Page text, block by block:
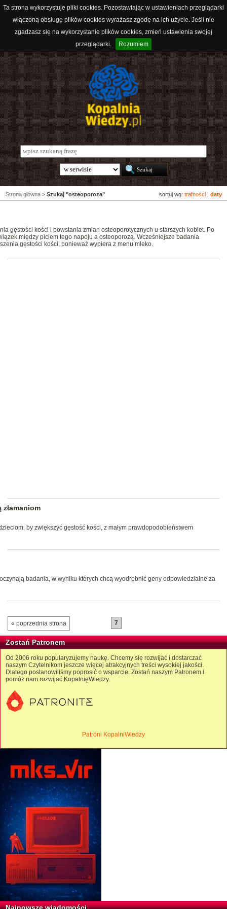
Ta strona wykorzystuje pliki cookies. Pozostawiając w ustawieniach przeglądarki
włączoną obsługę plików cookies wyrażasz zgodę na ich użycie. Jeśli nie
zgadzasz się na wykorzystanie plików cookies, zmień ustawienia swojej
przeglądarki.
Rozumiem
sortuj wg: trafności daty
Strona główna > Szukaj "osteoporoza"
gęstości kości i powstania zmian osteoporotycznych u starszych kobiet. Po
między piciem tego napoju a osteoporozą. Wcześniejsze badania
gęstości kości, ponieważ wypiera z menu mleko.
by zwiększyć gęstość kości, z małym prawdopodobieństwem
badania, w wyniku których chcą wyodrębnić geny odpowiedzialne za
« poprzednia strona 7
Zostań Patronem
Od 2006 roku popularyzujemy naukę. Chcemy się rozwijać i dostarczać
naszym Czytelnikom jeszcze więcej atrakcyjnych treści wysokiej jakości.
Dlatego postanowiliśmy poprosić o wsparcie. Zostań naszym Patronem i
pomóż nam rozwijać KopalnięWiedzy.
Patroni KopalniWiedzy